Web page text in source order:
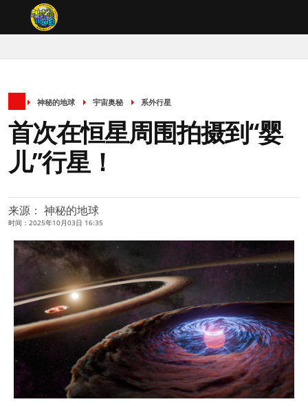
神秘的地球 宇宙奥秘 系外行星
首次在恒星周围拍摄到“婴
儿”行星！
来源： 神秘的地球
时间：2025年10月03日 16:35